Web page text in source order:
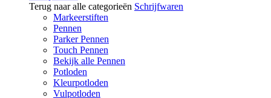
Terug naar alle categorieën Schrijfwaren
Markeerstiften
Pennen
Parker Pennen
Touch Pennen
Bekijk alle Pennen
Potloden
Kleurpotloden
Vulpotloden